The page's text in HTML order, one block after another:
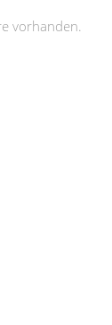
vorhanden.